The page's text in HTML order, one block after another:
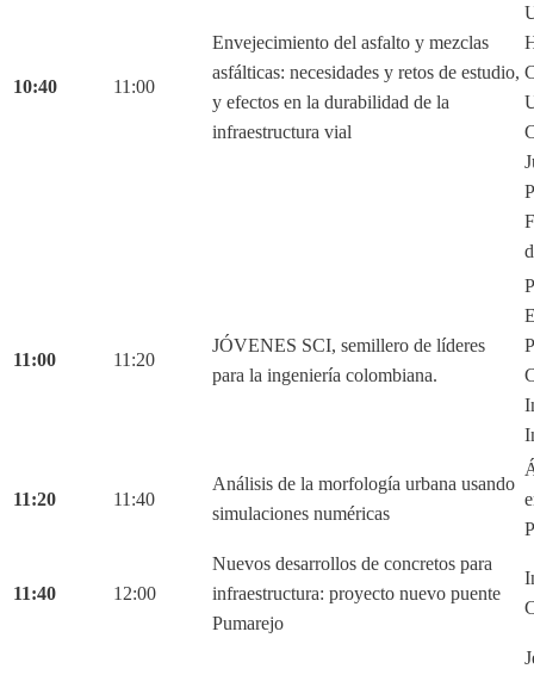
10:40 11:00
Envejecimiento del asfalto y mezclas
asfálticas: necesidades y retos de estudio,
y efectos en la durabilidad de la
infraestructura vial
11:00 11:20
JÓVENES SCI, semillero de líderes
para la ingeniería colombiana.
11:20 11:40
Análisis de la morfología urbana usando
simulaciones numéricas
11:40 12:00
Nuevos desarrollos de concretos para
infraestructura: proyecto nuevo puente
Pumarejo